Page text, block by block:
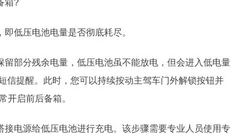
低压电池电量是否彻底耗尽。
部分残余电量，低压电池虽不能放电，但会进入低电量
信提醒。此时，您可以持续按动主驾车门外解锁按钮并
开启前后备箱。
电源给低压电池进行充电。该步骤需要专业人员使用专